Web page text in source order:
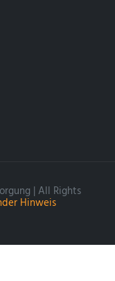
| All Rights
Hinweis